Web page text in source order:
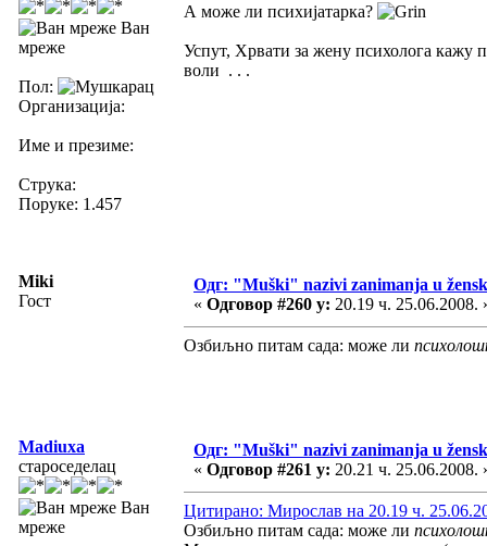
Ван
мреже
Пол:
Организација:
Име и презиме:
Струка:
Поруке: 1.457
А може ли психијатарка?
Успут, Хрвати за жену психолога кажу
воли . . .
Miki
Гост
Одг: "Muški" nazivi zanimanja u
« Одговор #260 у: 20.19 ч. 25.06.2008.
Озбиљно питам сада: може ли
Madiuxa
староседелац
Ван
мреже
Одг: "Muški" nazivi zanimanja u
« Одговор #261 у: 20.21 ч. 25.06.2008.
Цитирано: Мирослав на 20.19 ч.
Озбиљно питам сада: може ли